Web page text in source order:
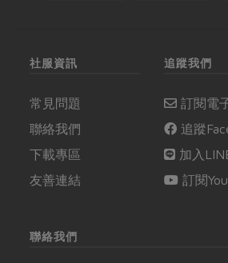
社服資訊
常見問題
聯絡我們
下載專區
友善連結
追蹤我們
訂閱電
追蹤
加入
訂閱
聯絡我們